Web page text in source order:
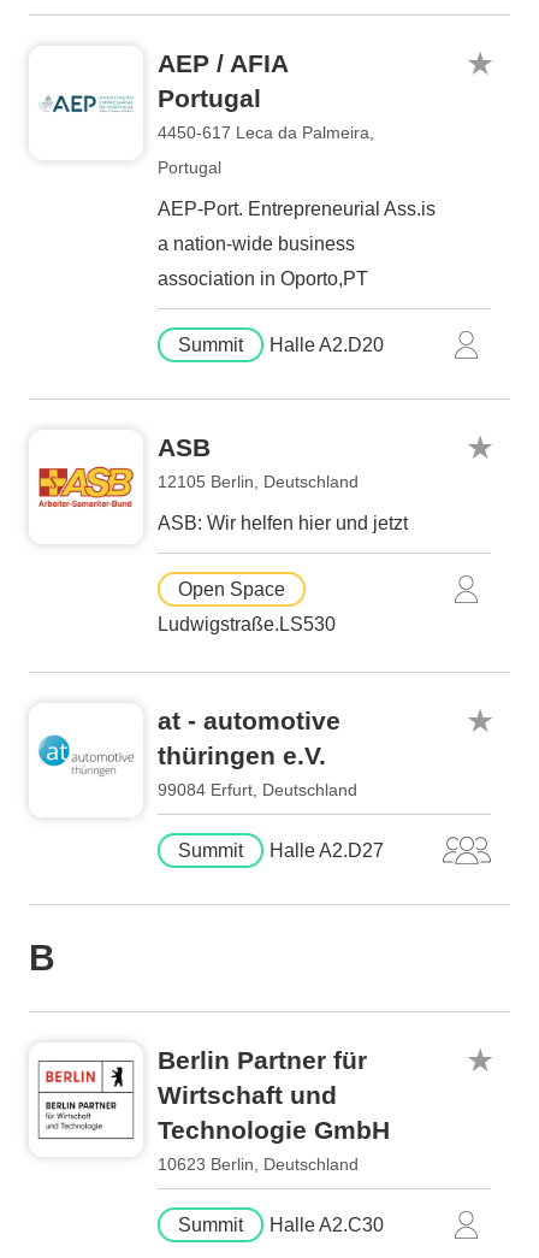
AEP / AFIA
Portugal
4450-617 Leca da Palmeira,
Portugal
AEP-Port. Entrepreneurial Ass.is
a nation-wide business
association in Oporto,PT
Summit Halle A2.D20
ASB
12105 Berlin, Deutschland
ASB: Wir helfen hier und jetzt
Open Space
Ludwigstraße.LS530
at - automotive
thüringen e.V.
99084 Erfurt, Deutschland
Summit Halle A2.D27
B
Berlin Partner für
Wirtschaft und
Technologie GmbH
10623 Berlin, Deutschland
Summit Halle A2.C30